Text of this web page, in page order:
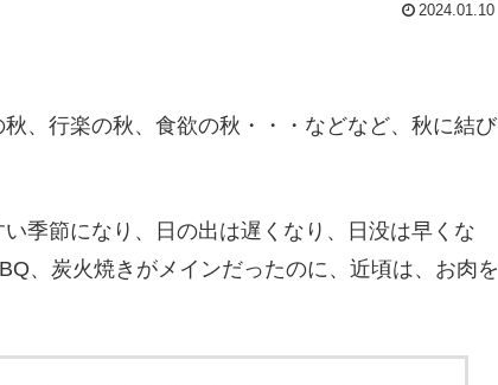
2024.01.10
、行楽の秋、食欲の秋・・・などなど、秋に結び
季節になり、日の出は遅くなり、日没は早くな
、炭火焼きがメインだったのに、近頃は、お肉を